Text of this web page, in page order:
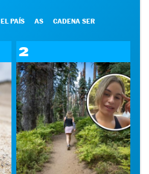
EL PAÍS AS CADENA SER
2